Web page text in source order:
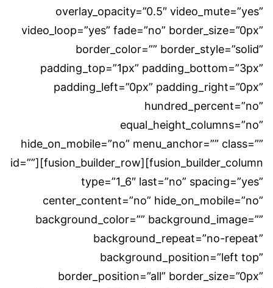
overlay_opacity=”0.5″ video_mute=”yes”
video_loop=”yes” fade=”no” border_size=”0px”
border_color=”” border_style=”solid”
padding_top=”1px” padding_bottom=”3px”
padding_left=”0px” padding_right=”0px”
hundred_percent=”no”
equal_height_columns=”no”
hide_on_mobile=”no” menu_anchor=”” class=””
id=””][fusion_builder_row][fusion_builder_column
type=”1_6″ last=”no” spacing=”yes”
center_content=”no” hide_on_mobile=”no”
background_color=”” background_image=””
background_repeat=”no-repeat”
background_position=”left top”
border_position=”all” border_size=”0px”